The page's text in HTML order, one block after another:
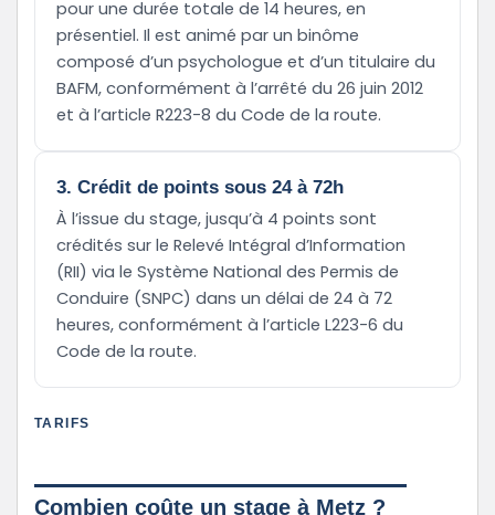
pour une durée totale de 14 heures, en
présentiel. Il est animé par un binôme
composé d’un psychologue et d’un titulaire du
BAFM, conformément à l’arrêté du 26 juin 2012
et à l’article R223-8 du Code de la route.
3. Crédit de points sous 24 à 72h
À l’issue du stage, jusqu’à 4 points sont
crédités sur le Relevé Intégral d’Information
(RII) via le Système National des Permis de
Conduire (SNPC) dans un délai de 24 à 72
heures, conformément à l’article L223-6 du
Code de la route.
TARIFS
Combien coûte un stage à Metz ?